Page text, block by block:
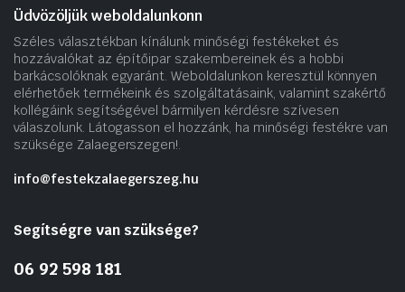
Üdvözöljük weboldalunkonn
Széles választékban kínálunk minőségi festékeket és
hozzávalókat az építőipar szakembereinek és a hobbi
barkácsolóknak egyaránt. Weboldalunkon keresztül könnyen
elérhetőek termékeink és szolgáltatásaink, valamint szakértő
kollégáink segítségével bármilyen kérdésre szívesen
válaszolunk. Látogasson el hozzánk, ha minőségi festékre van
szüksége Zalaegerszegen!.
info@festekzalaegerszeg.hu
Segítségre van szüksége?
06 92 598 181